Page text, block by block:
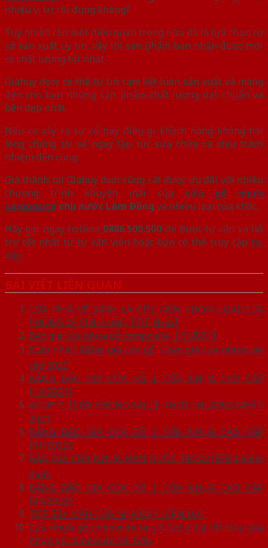
nhiều vị trí rồi đúng không?
Tuy nhiên còn một điều quan trọng nữa đó là lựa chọn cơ
sở sản xuất uy tín, vậy thì sản phẩm bạn nhận được mới
có chất lượng tốt nhất.
Giahuy door có thể tự tin cam kết luôn sản xuất và mang
đến cho bạn những sản phẩm chất lượng đạt chuẩn và
bền đẹp nhất.
Nếu có xảy ra sự cố hay điều gì khách hàng không hài
lòng chúng tôi sẽ ngay lập tức sửa chữa và chịu trách
nhiệm đến cùng.
Giá thành tại Giahuy door cũng rất được ưu đãi với nhiều
chương trình khuyến mãi của cửa gỗ nhựa
composite chịu nước Lâm Đồng và nhiều loại cửa khác.
Hãy gọi ngay hotline 0886.500.500 để được tư vấn và hỗ
trợ tốt nhất từ tư vấn viên hoặc bạn có thể truy cập tại
đây.
BÀI VIẾT LIÊN QUAN
CỬA NHÀ VỆ SINH LÀ GÌ?| NÊN CHỌN LOẠI CỬA
PHÒNG VỆ SINH NÀO TỐT NHẤT
Báo giá cửa nhựa gỗ composite【 9/2021】
[Cập nhật] ☑️Báo giá cửa gỗ | báo giá cửa nhựa cao
cấp 2022
BẢNG BÁO GIÁ CỬA GỖ | CỬA NHỰA CAO CẤP
[12/2021]
#TOP 7【CỬA PHÒNG NGỦ】THỜI THƯỢNG NHẤT
2021
BẢNG BÁO GIÁ CỬA GỖ | CỬA NHỰA CAO CẤP
[01/2022]
BÁO GIÁ CỬA NHỰA HÀN QUỐC [8/2021]☑️Đã kiểm
định
BẢNG BÁO GIÁ CỬA GỖ | CỬA NHỰA CAO CẤP
[03/2022]
TOP 50+ MẪU CỬA NHÀ ĐẸP HIỆN ĐẠI
Cửa nhựa gỗ composite là gì? Gợi ý địa chỉ mua cửa
nhựa gỗ composite Sài Gòn